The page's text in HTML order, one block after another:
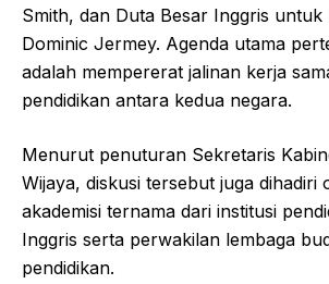
Smith, dan Duta Besar Inggris untuk
Dominic Jermey. Agenda utama
adalah mempererat jalinan kerja
pendidikan antara kedua negara.
Menurut penuturan Sekretaris
Wijaya, diskusi tersebut juga dihadiri
akademisi ternama dari institusi
Inggris serta perwakilan lembaga
pendidikan.